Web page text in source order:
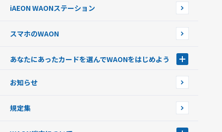
チャージ上限金額の変更について
iAEON WAONステーション
スマホのWAON
あなたにあったカードを選んでWAONをはじめよう
フードバンク応援WAON
ご当地WAON
お知らせ
規定集